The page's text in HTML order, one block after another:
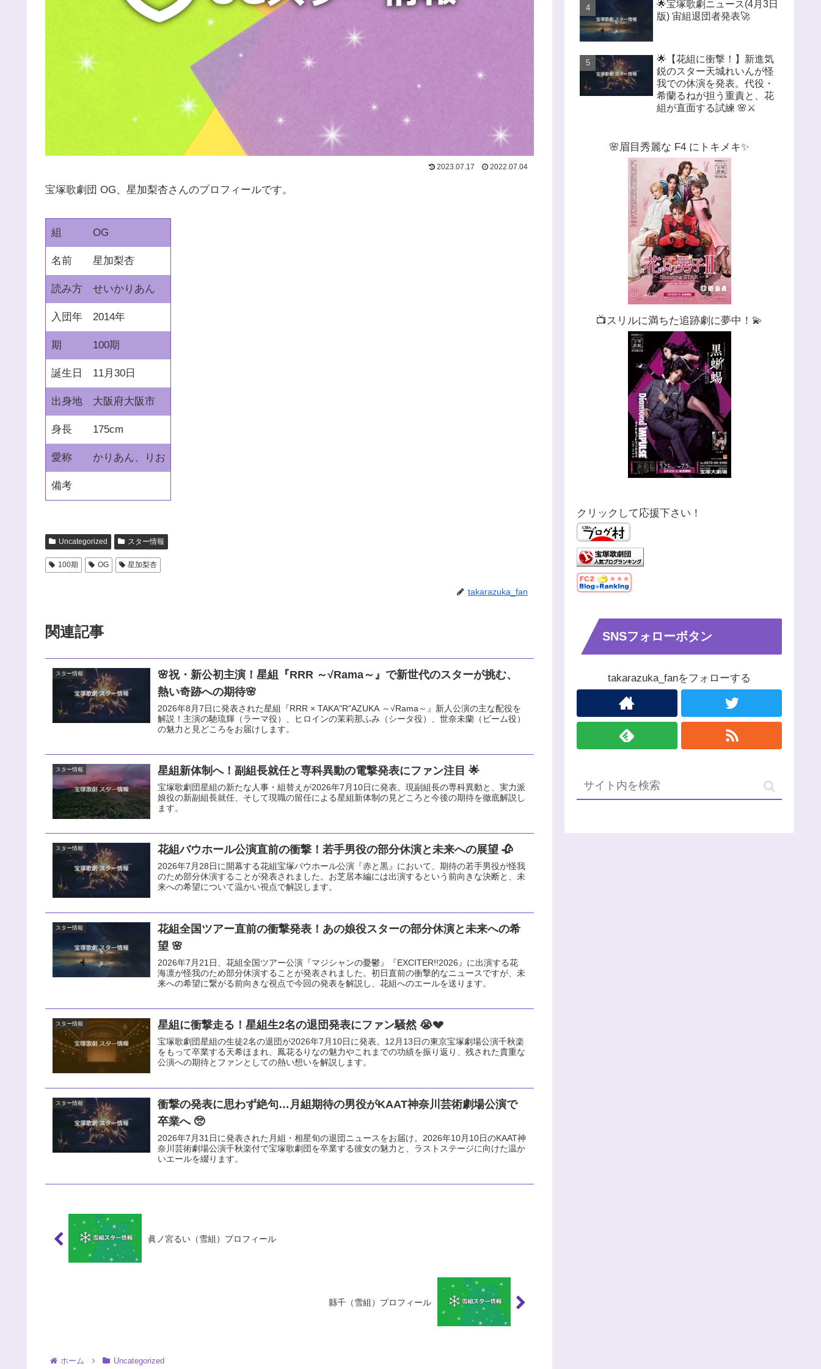
2023.07.17 2022.07.04
宝塚歌劇団 OG、星加梨杏さんのプロフィールです。
組 OG
名前 星加梨杏
読み方 せいかりあん
入団年 2014年
期 100期
誕生日 11月30日
出身地 大阪府大阪市
身長 175cm
愛称 かりあん、りお
備考
Uncategorized スター情報
100期 OG 星加梨杏
takarazuka_fan
関連記事
スター情報
🌸祝・新公初主演！星組『RRR ～√Rama～』で新世代のスターが挑む、
熱い奇跡への期待🌸
2026年8月7日に発表された星組『RRR × TAKA"R"AZUKA ～√Rama～』新人公演の主な配役を
解説！主演の馳琉輝（ラーマ役）、ヒロインの茉莉那ふみ（シータ役）、世奈未蘭（ビーム役）
の魅力と見どころをお届けします。
スター情報 星組新体制へ！副組長就任と専科異動の電撃発表にファン注目 🌟
宝塚歌劇団星組の新たな人事・組替えが2026年7月10日に発表。現副組長の専科異動と、実力派
娘役の新副組長就任、そして現職の留任による星組新体制の見どころと今後の期待を徹底解説し
ます。
スター情報 花組バウホール公演直前の衝撃！若手男役の部分休演と未来への展望 🥀
2026年7月28日に開幕する花組宝塚バウホール公演『赤と黒』において、期待の若手男役が怪我
のため部分休演することが発表されました。お芝居本編には出演するという前向きな決断と、未
来への希望について温かい視点で解説します。
スター情報
花組全国ツアー直前の衝撃発表！あの娘役スターの部分休演と未来への希
望 🌸
2026年7月21日、花組全国ツアー公演『マジシャンの憂鬱』『EXCITER!!2026』に出演する花
海凛が怪我のため部分休演することが発表されました。初日直前の衝撃的なニュースですが、未
来への希望に繋がる前向きな視点で今回の発表を解説し、花組へのエールを送ります。
スター情報 星組に衝撃走る！星組生2名の退団発表にファン騒然 😭💔
宝塚歌劇団星組の生徒2名の退団が2026年7月10日に発表。12月13日の東京宝塚劇場公演千秋楽
をもって卒業する天希ほまれ、鳳花るりなの魅力やこれまでの功績を振り返り、残された貴重な
公演への期待とファンとしての熱い想いを解説します。
スター情報
衝撃の発表に思わず絶句…月組期待の男役がKAAT神奈川芸術劇場公演で
卒業へ 🥺
2026年7月31日に発表された月組・相星旬の退団ニュースをお届け。2026年10月10日のKAAT神
奈川芸術劇場公演千秋楽付で宝塚歌劇団を卒業する彼女の魅力と、ラストステージに向けた温か
いエールを綴ります。
眞ノ宮るい（雪組）プロフィール
縣千（雪組）プロフィール
ホーム Uncategorized
🌟宝塚歌劇ニュース(4月3日
版) 宙組退団者発表🚀
🌟【花組に衝撃！】新進気
鋭のスター天城れいんが怪
我での休演を発表。代役・
希蘭るねが担う重責と、花
組が直面する試練 🌸⚔️
🌸眉目秀麗な F4 にトキメキ✨
📺スリルに満ちた追跡劇に夢中！💫
クリックして応援下さい！
SNSフォローボタン
takarazuka_fanをフォローする